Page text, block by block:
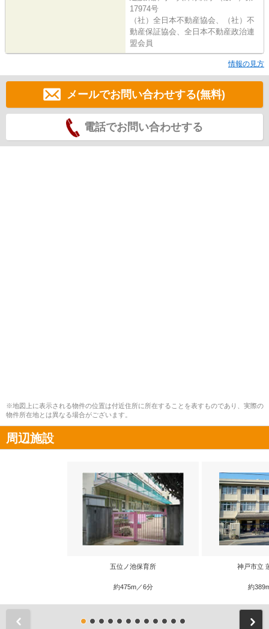
17974号
（社）全日本不動産協会、（社）不
動産保証協会、全日本不動産政治連
盟会員
情報の見方
メールでお問い合わせする(無料)
電話でお問い合わせする
※地図上に表示される物件の位置は付近住所に所在することを表すものであり、実際の
物件所在地とは異なる場合がございます。
周辺施設
五位ノ池保育所
約475m／6分
神戸市立
約